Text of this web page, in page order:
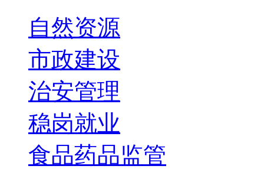
自然资源
市政建设
治安管理
稳岗就业
食品药品监管